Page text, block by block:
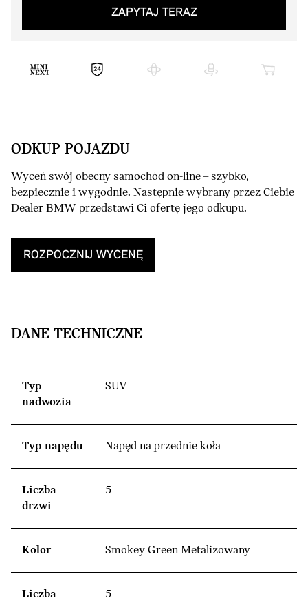
ZAPYTAJ TERAZ
ODKUP POJAZDU
Wyceń swój obecny samochód on-line – szybko,
bezpiecznie i wygodnie. Następnie wybrany przez Ciebie
Dealer BMW przedstawi Ci ofertę jego odkupu.
ROZPOCZNIJ WYCENĘ
DANE TECHNICZNE
Typ
nadwozia
SUV
Typ napędu Napęd na przednie koła
Liczba
drzwi
5
Kolor Smokey Green Metalizowany
Liczba
5